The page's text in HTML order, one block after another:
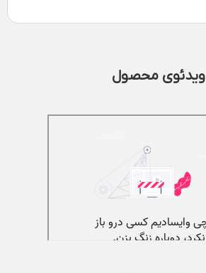
ویدئوی محصول